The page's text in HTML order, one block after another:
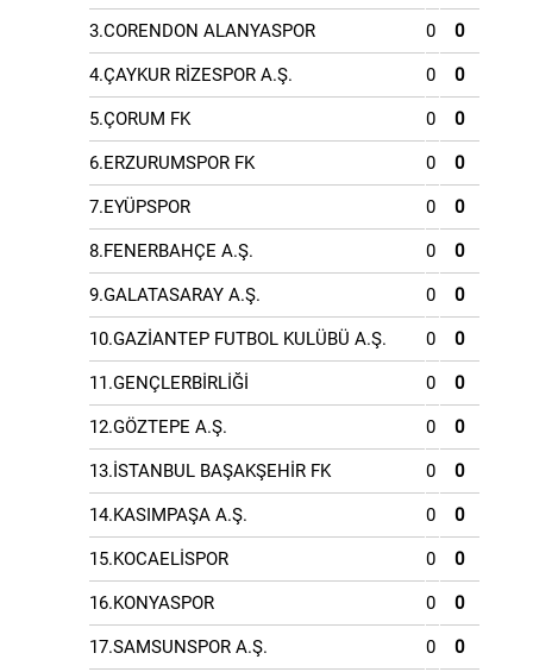
3.CORENDON ALANYASPOR 0 0
4.ÇAYKUR RİZESPOR A.Ş. 0 0
5.ÇORUM FK 0 0
6.ERZURUMSPOR FK 0 0
7.EYÜPSPOR 0 0
8.FENERBAHÇE A.Ş. 0 0
9.GALATASARAY A.Ş. 0 0
10.GAZİANTEP FUTBOL KULÜBÜ A.Ş. 0 0
11.GENÇLERBİRLİĞİ 0 0
12.GÖZTEPE A.Ş. 0 0
13.İSTANBUL BAŞAKŞEHİR FK 0 0
14.KASIMPAŞA A.Ş. 0 0
15.KOCAELİSPOR 0 0
16.KONYASPOR 0 0
17.SAMSUNSPOR A.Ş. 0 0